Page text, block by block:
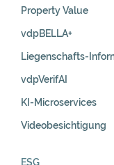
Property Value
vdpBELLA+
Liegenschafts-
vdpVerifAI
KI-Microservices
Videobesichtigung
ESG